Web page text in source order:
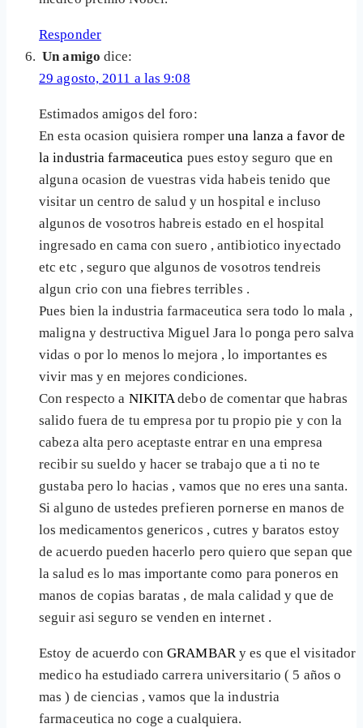
Responder
Un amigo dice:
29 agosto, 2011 a las 9:08
Estimados amigos del foro:
En esta ocasion quisiera romperuna lanza a favor de
la industria farmaceutica pues estoy seguro que en
alguna ocasion de vuestras vida habeis tenido que
visitar un centro de salud y un hospital e incluso
algunos de vosotros habreis estado en el hospital
ingresado en cama con suero , antibiotico inyectado
etc etc , seguro que algunos de vosotros tendreis
algun crio con una fiebres terribles .
Pues bien la industria farmaceutica sera todo lo mala ,
maligna y destructiva Miguel Jara lo ponga pero salva
vidas o por lo menos lo mejora , lo importantes es
vivir mas y en mejores condiciones.
Con respecto a NIKITAdebo de comentar que habras
salido fuera de tu empresa por tu propio pie y con la
cabeza alta pero aceptaste entrar en una empresa
recibir su sueldo y hacer se trabajo que a ti no te
gustaba pero lo hacias , vamos que no eres una santa.
Si alguno de ustedes prefieren pornerse en manos de
los medicamentos genericos , cutres y baratos estoy
de acuerdo pueden hacerlo pero quiero que sepan que
la salud es lo mas importante como para poneros en
manos de copias baratas , de mala calidad y que de
seguir asi seguro se venden en internet .
Estoy de acuerdo conGRAMBARy es que el visitador
medico ha estudiado carrera universitario ( 5 años o
mas ) de ciencias , vamos que la industria
farmaceutica no coge a cualquiera.